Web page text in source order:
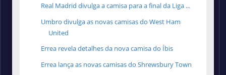
Real Madrid divulga a camisa para a final da Liga ...
Umbro divulga as novas camisas do West Ham
United
Errea revela detalhes da nova camisa do Íbis
Errea lança as novas camisas do Shrewsbury Town